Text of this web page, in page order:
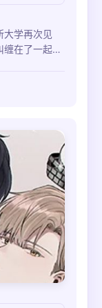
大学再次见
在了一起，
，好吗？”从